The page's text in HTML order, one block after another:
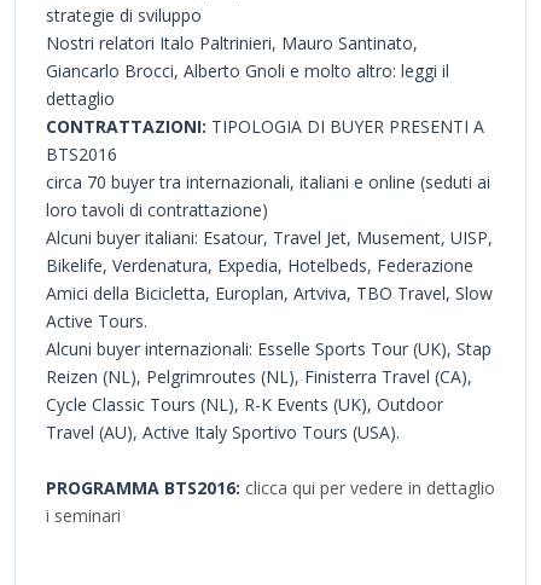
strategie di sviluppo
Nostri relatori Italo Paltrinieri, Mauro Santinato,
Giancarlo Brocci, Alberto Gnoli e molto altro: leggi il
dettaglio
CONTRATTAZIONI: TIPOLOGIA DI BUYER PRESENTI A
BTS2016
circa 70 buyer tra internazionali, italiani e online (seduti ai
loro tavoli di contrattazione)
Alcuni buyer italiani: Esatour, Travel Jet, Musement, UISP,
Bikelife, Verdenatura, Expedia, Hotelbeds, Federazione
Amici della Bicicletta, Europlan, Artviva, TBO Travel, Slow
Active Tours.
Alcuni buyer internazionali: Esselle Sports Tour (UK), Stap
Reizen (NL), Pelgrimroutes (NL), Finisterra Travel (CA),
Cycle Classic Tours (NL), R-K Events (UK), Outdoor
Travel (AU), Active Italy Sportivo Tours (USA).
PROGRAMMA BTS2016: clicca qui per vedere in dettaglio
i seminari